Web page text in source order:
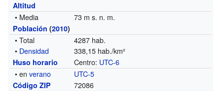
Altitud
• Media 73 m s. n. m.
Población (2010)
• Total
4287 hab.
• Densidad 338,15 hab./km²
Huso horario Centro: UTC-6
• enverano UTC-5
Código ZIP 72086